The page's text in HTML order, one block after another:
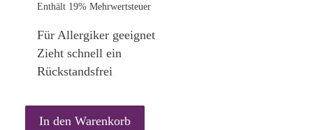
Enthält 19% Mehrwertsteuer
Für Allergiker geeignet
Zieht schnell ein
Rückstandsfrei
In den Warenkorb